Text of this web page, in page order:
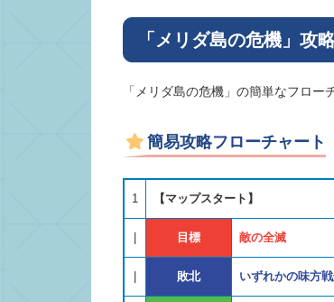
「メリダ島の危機」攻
「メリダ島の危機」の簡単なフロー
簡易攻略フローチャート
1 【マップスタート】
| 目標 敵の全滅
| 敗北 いずれかの味方